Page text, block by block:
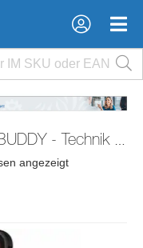
×
×
- Technik einmal anders.”
angezeigt